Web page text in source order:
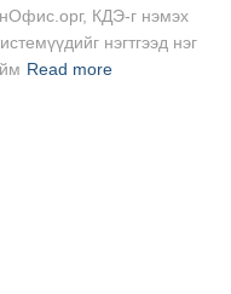
КДЭ-г нэмэх
нэгтгээд нэг
Read more